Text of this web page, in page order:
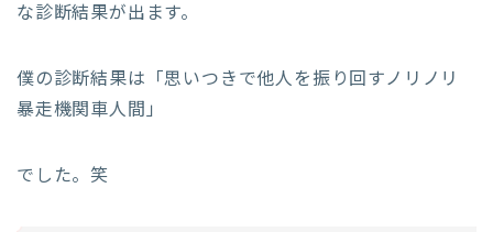
な診断結果が出ます。
僕の診断結果は「思いつきで他人を振り回すノリノリ
暴走機関車人間」
でした。笑